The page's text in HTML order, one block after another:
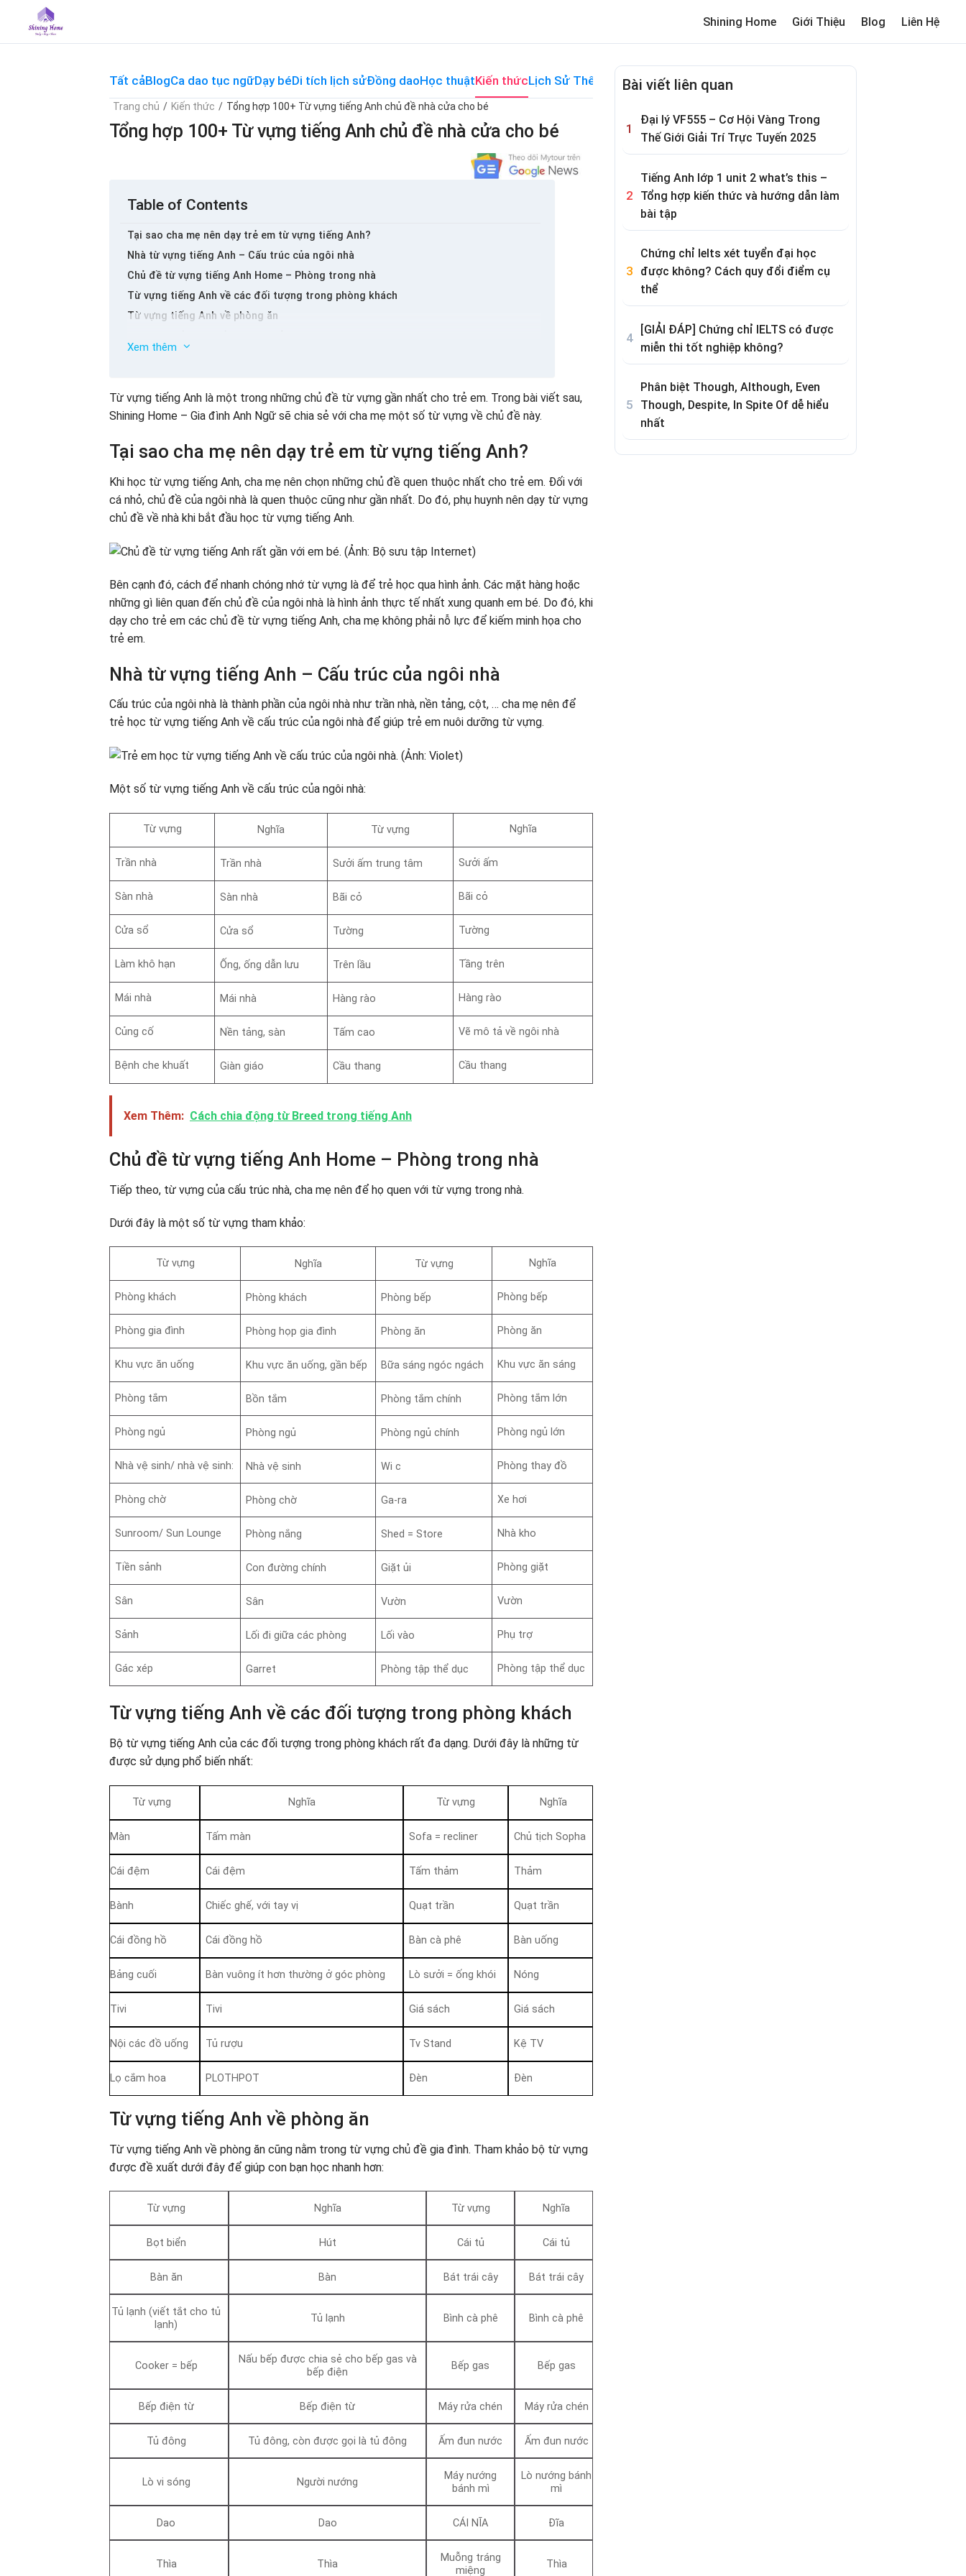
content
Shining Home Giới Thiệu Blog Liên Hệ
Tất cảBlogCa dao tục ngữDạy béDi tích lịch sửĐồng daoHọc thuậtKiến thứcLịch Sử Thế Giới MemeReview trường cho bé
Trang chủ / Kiến thức / Tổng hợp 100+ Từ vựng tiếng Anh chủ đề nhà cửa cho bé
Tổng hợp 100+ Từ vựng tiếng Anh chủ đề nhà cửa cho bé
Table of Contents
Tại sao cha mẹ nên dạy trẻ em từ vựng tiếng Anh?
Nhà từ vựng tiếng Anh – Cấu trúc của ngôi nhà
Chủ đề từ vựng tiếng Anh Home – Phòng trong nhà
Từ vựng tiếng Anh về các đối tượng trong phòng khách
Từ vựng tiếng Anh về phòng ăn
Xem thêm
Từ vựng tiếng Anh là một trong những chủ đề từ vựng gần nhất cho trẻ em. Trong bài viết sau,
Shining Home – Gia đình Anh Ngữ sẽ chia sẻ với cha mẹ một số từ vựng về chủ đề này.
Tại sao cha mẹ nên dạy trẻ em từ vựng tiếng Anh?
Khi học từ vựng tiếng Anh, cha mẹ nên chọn những chủ đề quen thuộc nhất cho trẻ em. Đối với
cá nhỏ, chủ đề của ngôi nhà là quen thuộc cũng như gần nhất. Do đó, phụ huynh nên dạy từ vựng
chủ đề về nhà khi bắt đầu học từ vựng tiếng Anh.
Bên cạnh đó, cách để nhanh chóng nhớ từ vựng là để trẻ học qua hình ảnh. Các mặt hàng hoặc
những gì liên quan đến chủ đề của ngôi nhà là hình ảnh thực tế nhất xung quanh em bé. Do đó, khi
dạy cho trẻ em các chủ đề từ vựng tiếng Anh, cha mẹ không phải nỗ lực để kiếm minh họa cho
trẻ em.
Nhà từ vựng tiếng Anh – Cấu trúc của ngôi nhà
Cấu trúc của ngôi nhà là thành phần của ngôi nhà như trần nhà, nền tảng, cột, … cha mẹ nên để
trẻ học từ vựng tiếng Anh về cấu trúc của ngôi nhà để giúp trẻ em nuôi dưỡng từ vựng.
Một số từ vựng tiếng Anh về cấu trúc của ngôi nhà:
Từ vựng Nghĩa Từ vựng Nghĩa
Trần nhà Trần nhà Sưởi ấm trung tâm Sưởi ấm
Sàn nhà Sàn nhà Bãi cỏ Bãi cỏ
Cửa sổ Cửa sổ Tường Tường
Làm khô hạn Ống, ống dẫn lưu Trên lầu Tầng trên
Mái nhà Mái nhà Hàng rào Hàng rào
Củng cố Nền tảng, sàn Tấm cao Vẽ mô tả về ngôi nhà
Bệnh che khuất Giàn giáo Cầu thang Cầu thang
Xem Thêm: Cách chia động từ Breed trong tiếng Anh
Chủ đề từ vựng tiếng Anh Home – Phòng trong nhà
Tiếp theo, từ vựng của cấu trúc nhà, cha mẹ nên để họ quen với từ vựng trong nhà.
Dưới đây là một số từ vựng tham khảo:
Từ vựng Nghĩa Từ vựng Nghĩa
Phòng khách Phòng khách Phòng bếp Phòng bếp
Phòng gia đình Phòng họp gia đình Phòng ăn Phòng ăn
Khu vực ăn uống Khu vực ăn uống, gần bếp Bữa sáng ngóc ngách Khu vực ăn sáng
Phòng tắm Bồn tắm Phòng tắm chính Phòng tắm lớn
Phòng ngủ Phòng ngủ Phòng ngủ chính Phòng ngủ lớn
Nhà vệ sinh/ nhà vệ sinh: Nhà vệ sinh Wi c Phòng thay đồ
Phòng chờ Phòng chờ Ga-ra Xe hơi
Sunroom/ Sun Lounge Phòng nắng Shed = Store Nhà kho
Tiền sảnh Con đường chính Giặt ủi Phòng giặt
Sân Sân Vườn Vườn
Sảnh Lối đi giữa các phòng Lối vào Phụ trợ
Gác xép Garret Phòng tập thể dục Phòng tập thể dục
Từ vựng tiếng Anh về các đối tượng trong phòng khách
Bộ từ vựng tiếng Anh của các đối tượng trong phòng khách rất đa dạng. Dưới đây là những từ
được sử dụng phổ biến nhất:
Từ vựng Nghĩa Từ vựng Nghĩa
Màn Tấm màn Sofa = recliner Chủ tịch Sopha
Cái đệm Cái đệm Tấm thảm Thảm
Bành Chiếc ghế, với tay vị Quạt trần Quạt trần
Cái đồng hồ Cái đồng hồ Bàn cà phê Bàn uống
Bảng cuối Bàn vuông ít hơn thường ở góc phòng Lò sưởi = ống khói Nóng
Tivi Tivi Giá sách Giá sách
Nội các đồ uống Tủ rượu Tv Stand Kệ TV
Lọ cắm hoa PLOTHPOT Đèn Đèn
Từ vựng tiếng Anh về phòng ăn
Từ vựng tiếng Anh về phòng ăn cũng nằm trong từ vựng chủ đề gia đình. Tham khảo bộ từ vựng
được đề xuất dưới đây để giúp con bạn học nhanh hơn:
Từ vựng Nghĩa Từ vựng Nghĩa
Bọt biển Hút Cái tủ Cái tủ
Bàn ăn Bàn Bát trái cây Bát trái cây
Tủ lạnh (viết tắt cho tủ
lạnh)
Tủ lạnh Bình cà phê Bình cà phê
Cooker = bếp
Nấu bếp được chia sẻ cho bếp gas và
bếp điện
Bếp gas Bếp gas
Bếp điện từ Bếp điện từ Máy rửa chén Máy rửa chén
Tủ đông Tủ đông, còn được gọi là tủ đông Ấm đun nước Ấm đun nước
Lò vi sóng Người nướng
Máy nướng
bánh mì
Lò nướng bánh
mì
Dao Dao CÁI NĨA Đĩa
Thìa Thìa
Muỗng tráng
miệng
Thìa
Bài viết liên quan
Đại lý VF555 – Cơ Hội Vàng Trong
Thế Giới Giải Trí Trực Tuyến 2025
Tiếng Anh lớp 1 unit 2 what’s this –
Tổng hợp kiến thức và hướng dẫn làm
bài tập
Chứng chỉ Ielts xét tuyển đại học
được không? Cách quy đổi điểm cụ
thể
[GIẢI ĐÁP] Chứng chỉ IELTS có được
miễn thi tốt nghiệp không?
Phân biệt Though, Although, Even
Though, Despite, In Spite Of dễ hiểu
nhất